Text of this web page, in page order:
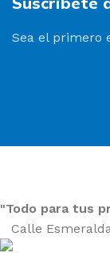
Sea el primero
"Todo para tus
Calle